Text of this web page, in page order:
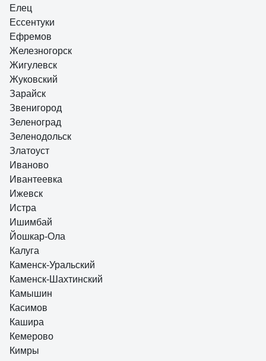
Елец
Ессентуки
Ефремов
Железногорск
Жигулевск
Жуковский
Зарайск
Звенигород
Зеленоград
Зеленодольск
Златоуст
Иваново
Ивантеевка
Ижевск
Истра
Ишимбай
Йошкар-Ола
Калуга
Каменск-Уральский
Каменск-Шахтинский
Камышин
Касимов
Кашира
Кемерово
Кимры